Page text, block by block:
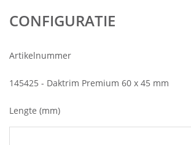
CONFIGURATIE
Artikelnummer
145425 - Daktrim Premium 60 x 45 mm
Lengte (mm)